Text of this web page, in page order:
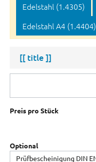
Edelstahl (1.4305)
Edelstahl A4 (1.4404)
[[ title ]]
Preis pro Stück
Optional